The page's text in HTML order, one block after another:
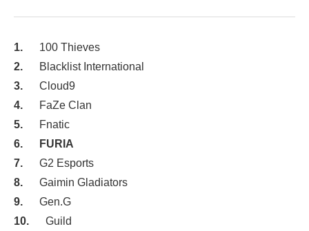
100 Thieves
Blacklist International
Cloud9
FaZe Clan
Fnatic
FURIA
G2 Esports
Gaimin Gladiators
Gen.G
Guild